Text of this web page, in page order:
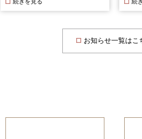
続きを見る 続
お知らせ一覧はこ